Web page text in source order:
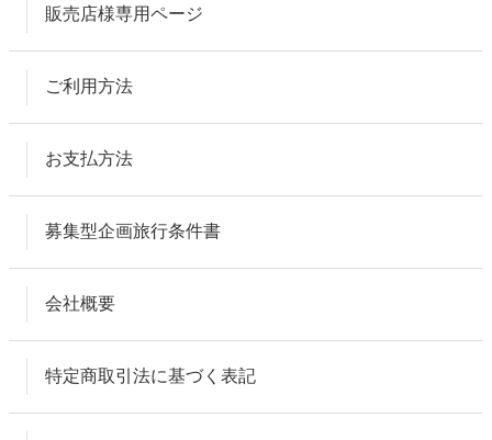
販売店様専用ページ
ご利用方法
お支払方法
募集型企画旅行条件書
会社概要
特定商取引法に基づく表記